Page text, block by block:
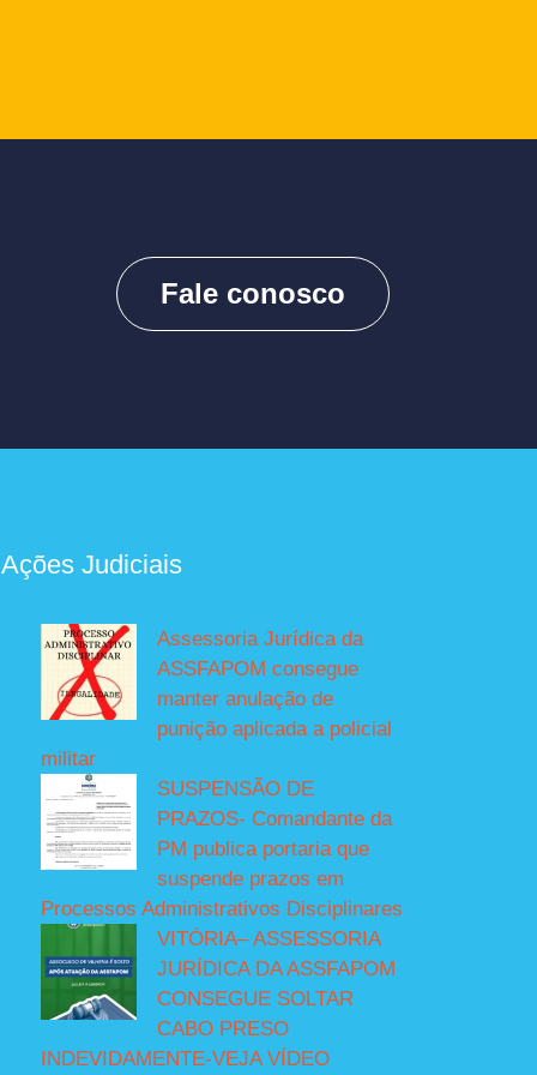
Fale conosco
Judiciais
Assessoria Jurídica da
ASSFAPOM consegue
manter anulação de
punição aplicada a policial
militar
SUSPENSÃO DE
PRAZOS- Comandante da
PM publica portaria que
suspende prazos em
Processos Administrativos Disciplinares
VITÓRIA– ASSESSORIA
JURÍDICA DA ASSFAPOM
CONSEGUE SOLTAR
CABO PRESO
INDEVIDAMENTE-VEJA VÍDEO